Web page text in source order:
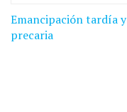
Navegación
de
Emancipación tardía y
precaria